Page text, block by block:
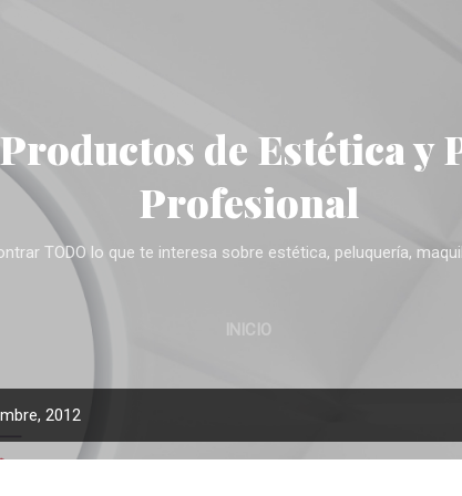
de Estética y
Profesional
TODO lo que te interesa sobre estética, peluquería,
INICIO
2012